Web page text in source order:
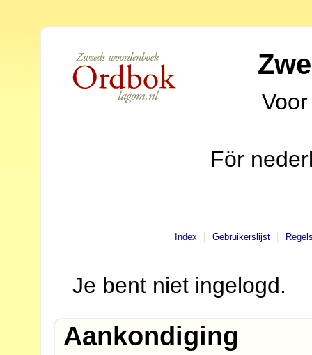
För
Index Gebruikerslijst
Je bent niet ingelogd.
Aankondiging